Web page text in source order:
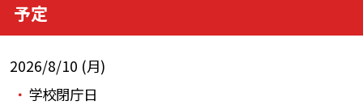
予定
2026/8/10 (月)
学校閉庁日